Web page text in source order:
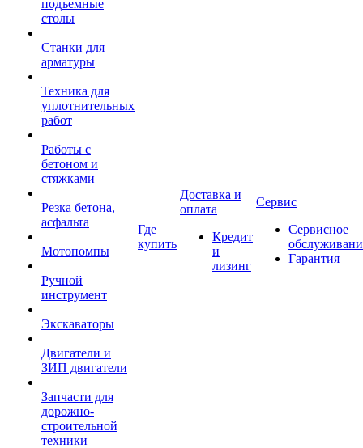
подъемные
столы
Станки для
арматуры
Техника для
уплотнительных
работ
Работы с
бетоном и
стяжками
Резка бетона,
асфальта
Мотопомпы
Ручной
инструмент
Экскаваторы
Двигатели и
ЗИП двигатели
Запчасти для
дорожно-
строительной
техники
Где
купить
Доставка и
оплата
Кредит
и
лизинг
Сервис
Сервисное
Гарантия